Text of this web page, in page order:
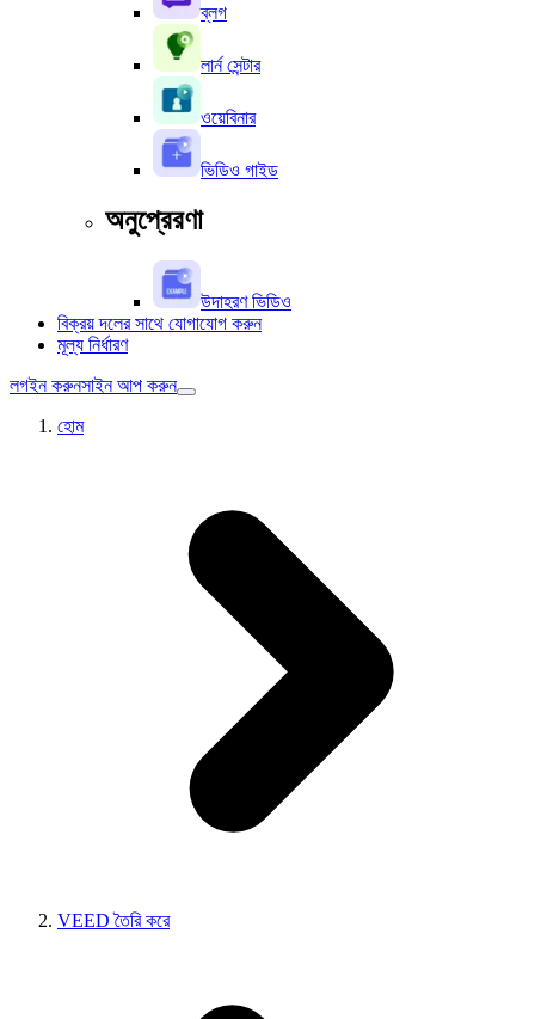
ব্লগ
লার্ন সেন্টার
ওয়েবিনার
ভিডিও গাইড
অনুপ্রেরণা
উদাহরণ ভিডিও
বিক্রয় দলের সাথে যোগাযোগ করুন
মূল্য নির্ধারণ
লগইন করুনসাইন আপ করুন
হোম
VEED তৈরি করে